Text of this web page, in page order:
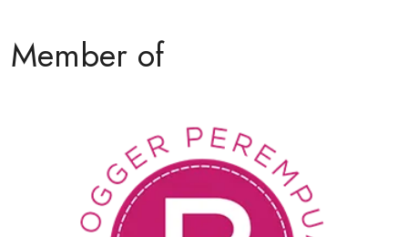
Member of